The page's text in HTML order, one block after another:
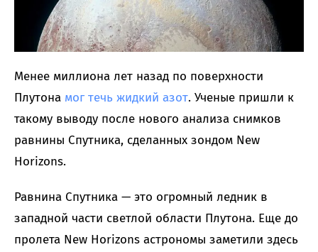
Менее миллиона лет назад по поверхности
Плутона мог течь жидкий азот. Ученые пришли к
такому выводу после нового анализа снимков
равнины Спутника, сделанных зондом New
Horizons.
Равнина Спутника — это огромный ледник в
западной части светлой области Плутона. Еще до
пролета New Horizons астрономы заметили здесь